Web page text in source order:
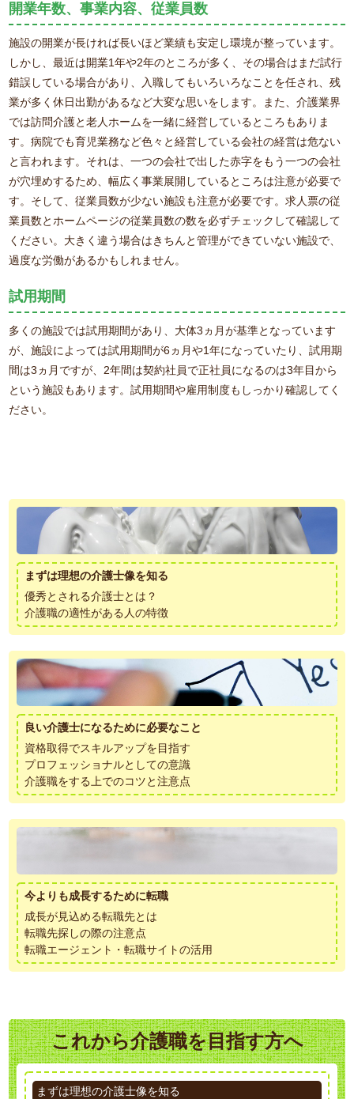
開業年数、事業内容、従業員数
施設の開業が長ければ長いほど業績も安定し環境が整っています。
しかし、最近は開業1年や2年のところが多く、その場合はまだ試行
錯誤している場合があり、入職してもいろいろなことを任され、残
業が多く休日出勤があるなど大変な思いをします。また、介護業界
では訪問介護と老人ホームを一緒に経営しているところもありま
す。病院でも育児業務など色々と経営している会社の経営は危ない
と言われます。それは、一つの会社で出した赤字をもう一つの会社
が穴埋めするため、幅広く事業展開しているところは注意が必要で
す。そして、従業員数が少ない施設も注意が必要です。求人票の従
業員数とホームページの従業員数の数を必ずチェックして確認して
ください。大きく違う場合はきちんと管理ができていない施設で、
過度な労働があるかもしれません。
試用期間
多くの施設では試用期間があり、大体3ヵ月が基準となっています
が、施設によっては試用期間が6ヵ月や1年になっていたり、試用期
間は3ヵ月ですが、2年間は契約社員で正社員になるのは3年目から
という施設もあります。試用期間や雇用制度もしっかり確認してく
ださい。
まずは理想の介護士像を知る
優秀とされる介護士とは？
介護職の適性がある人の特徴
良い介護士になるために必要なこと
資格取得でスキルアップを目指す
プロフェッショナルとしての意識
介護職をする上でのコツと注意点
今よりも成長するために転職
成長が見込める転職先とは
転職先探しの際の注意点
転職エージェント・転職サイトの活用
これから介護職を目指す方へ
まずは理想の介護士像を知る